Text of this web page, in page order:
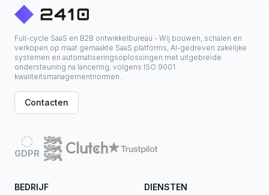
Full-cycle SaaS en B2B ontwikkelbureau - Wij bouwen, schalen en
verkopen op maat gemaakte SaaS platforms, AI-gedreven zakelijke
systemen en automatiseringsoplossingen met uitgebreide
ondersteuning na lancering, volgens ISO 9001
kwaliteitsmanagementnormen.
Contacten
GDPR
BEDRIJF DIENSTEN